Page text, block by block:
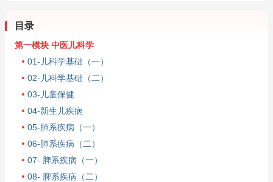
目录
第一模块 中医儿科学
01-儿科学基础（一）
02-儿科学基础（二）
03-儿童保健
04-新生儿疾病
05-肺系疾病（一）
06-肺系疾病（二）
07- 脾系疾病（一）
08- 脾系疾病（二）